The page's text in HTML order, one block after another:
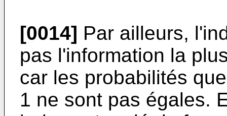
[0014] Par ailleurs,
pas l'information la
car les probabilités
1 ne sont pas égales.